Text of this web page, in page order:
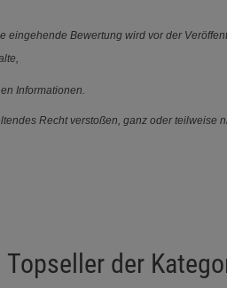
Bewertung wird vor der
Informationen.
Recht verstoßen, ganz oder teilweise
Topseller der